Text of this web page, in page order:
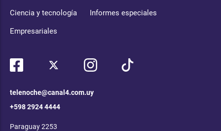
Ciencia y tecnología Informes especiales
Empresariales
telenoche@canal4.com.uy
+598 2924 4444
Paraguay 2253